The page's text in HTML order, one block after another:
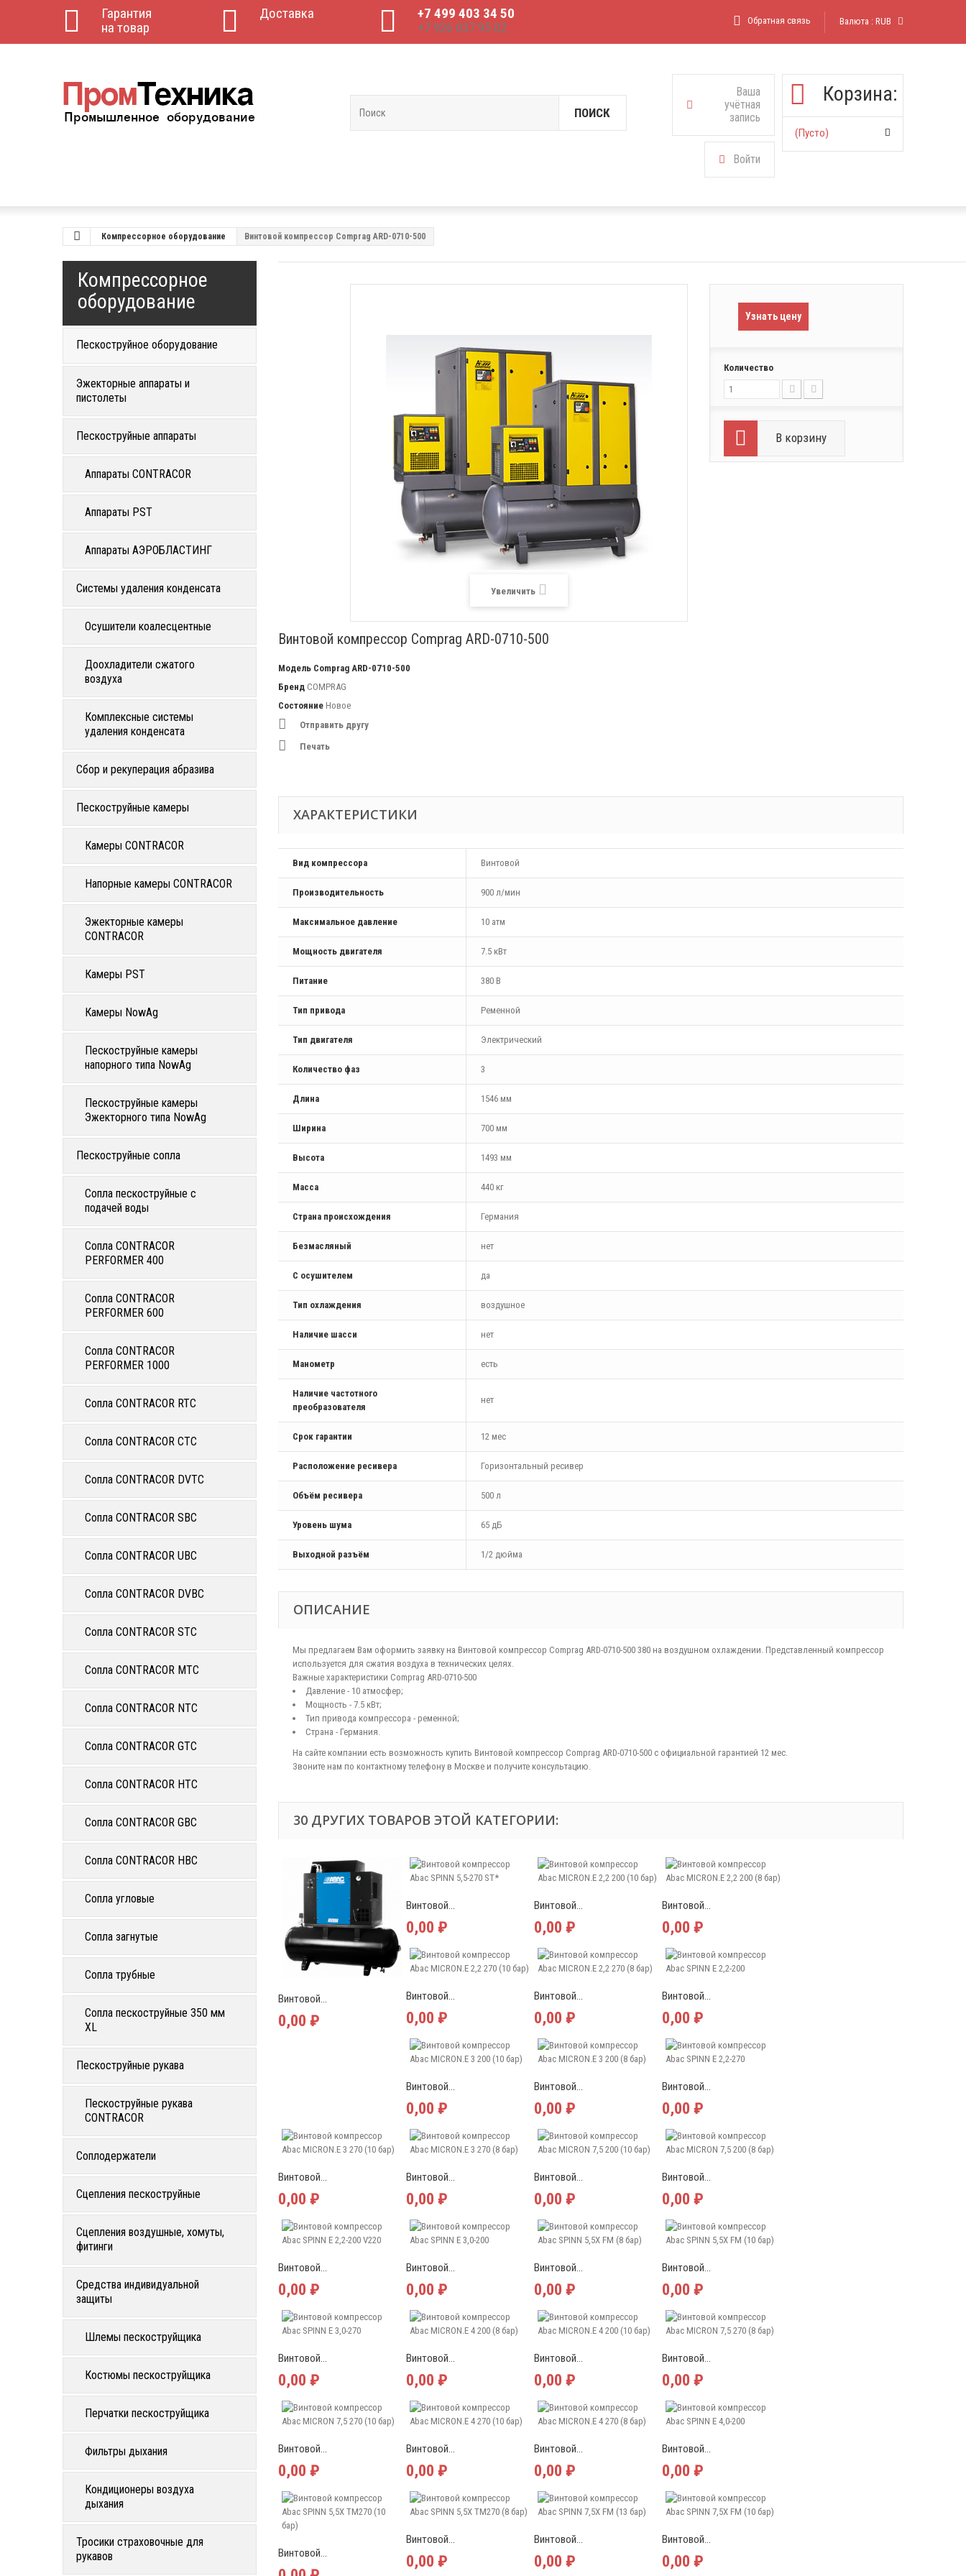
Гарантия
на товар
Доставка
+7 499 403 34 50
+7 926 037 95 02
Валюта : RUB
Обратная связь
Корзина:
(пусто)
Ваша
учётная
запись
Войти
ПОИСК
Компрессорное оборудование Винтовой компрессор Comprag ARD-0710-500
Компрессорное
оборудование
Пескоструйное оборудование
Эжекторные аппараты и
пистолеты
Пескоструйные аппараты
Аппараты CONTRACOR
Аппараты PST
Аппараты АЭРОБЛАСТИНГ
Системы удаления конденсата
Осушители коалесцентные
Доохладители сжатого
воздуха
Комплексные системы
удаления конденсата
Сбор и рекуперация абразива
Пескоструйные камеры
Камеры CONTRACOR
Напорные камеры CONTRACOR
Эжекторные камеры
CONTRACOR
Камеры PST
Камеры NowAg
Пескоструйные камеры
напорного типа NowAg
Пескоструйные камеры
Эжекторного типа NowAg
Пескоструйные сопла
Сопла пескоструйные с
подачей воды
Сопла CONTRACOR
PERFORMER 400
Сопла CONTRACOR
PERFORMER 600
Сопла CONTRACOR
PERFORMER 1000
Сопла CONTRACOR RTC
Сопла CONTRACOR CTC
Сопла CONTRACOR DVTC
Сопла CONTRACOR SBC
Сопла CONTRACOR UBC
Сопла CONTRACOR DVBC
Сопла CONTRACOR STC
Сопла CONTRACOR MTC
Сопла CONTRACOR NTC
Сопла CONTRACOR GTC
Сопла CONTRACOR HTC
Сопла CONTRACOR GBC
Сопла CONTRACOR HBC
Сопла угловые
Сопла загнутые
Сопла трубные
Сопла пескоструйные 350 мм
XL
Пескоструйные рукава
Пескоструйные рукава
CONTRACOR
Соплодержатели
Сцепления пескоструйные
Сцепления воздушные, хомуты,
фитинги
Средства индивидуальной
защиты
Шлемы пескоструйщика
Костюмы пескоструйщика
Перчатки пескоструйщика
Фильтры дыхания
Кондиционеры воздуха
дыхания
Тросики страховочные для
рукавов
Увеличить
Винтовой компрессор Comprag ARD-0710-500
Модель Comprag ARD-0710-500
Бренд COMPRAG
Состояние Новое
Отправить другу
Печать
Узнать цену
Количество
В корзину
ХАРАКТЕРИСТИКИ
Вид компрессора Винтовой
Производительность 900 л/мин
Максимальное давление 10 атм
Мощность двигателя 7.5 кВт
Питание 380 В
Тип привода Ременной
Тип двигателя Электрический
Количество фаз 3
Длина 1546 мм
Ширина 700 мм
Высота 1493 мм
Масса 440 кг
Страна происхождения Германия
Безмасляный нет
С осушителем да
Тип охлаждения воздушное
Наличие шасси нет
Манометр есть
Наличие частотного
преобразователя
нет
Срок гарантии 12 мес
Расположение ресивера Горизонтальный ресивер
Объём ресивера 500 л
Уровень шума 65 дБ
Выходной разъём 1/2 дюйма
ОПИСАНИЕ
Мы предлагаем Вам оформить заявку на Винтовой компрессор Comprag ARD-0710-500 380 на воздушном охлаждении. Представленный компрессор
используется для сжатия воздуха в технических целях.
Важные характеристики Comprag ARD-0710-500
Давление - 10 атмосфер;
Мощность - 7.5 кВт;
Тип привода компрессора - ременной;
Страна - Германия.
На сайте компании есть возможность купить Винтовой компрессор Comprag ARD-0710-500 с официальной гарантией 12 мес.
Звоните нам по контактному телефону в Москве и получите консультацию.
30 ДРУГИХ ТОВАРОВ ЭТОЙ КАТЕГОРИИ:
Винтовой...
0,00 ₽
Винтовой...
0,00 ₽
Винтовой...
0,00 ₽
Винтовой...
0,00 ₽
Винтовой...
0,00 ₽
Винтовой...
0,00 ₽
Винтовой...
0,00 ₽
Винтовой...
0,00 ₽
Винтовой...
0,00 ₽
Винтовой...
0,00 ₽
Винтовой...
0,00 ₽
Винтовой...
0,00 ₽
Винтовой...
0,00 ₽
Винтовой...
0,00 ₽
Винтовой...
0,00 ₽
Винтовой...
0,00 ₽
Винтовой...
0,00 ₽
Винтовой...
0,00 ₽
Винтовой...
0,00 ₽
Винтовой...
0,00 ₽
Винтовой...
0,00 ₽
Винтовой...
0,00 ₽
Винтовой...
0,00 ₽
Винтовой...
0,00 ₽
Винтовой...
0,00 ₽
Винтовой...
0,00 ₽
Винтовой...
Винтовой...
0,00 ₽
Винтовой...
0,00 ₽
Винтовой...
0,00 ₽